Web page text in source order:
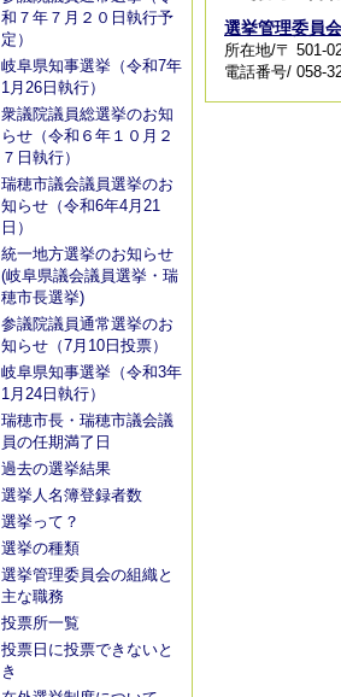
和７年７月２０日執行予
定）
岐阜県知事選挙（令和7年
1月26日執行）
衆議院議員総選挙のお知
らせ（令和６年１０月２
７日執行）
瑞穂市議会議員選挙のお
知らせ（令和6年4月21
日）
統一地方選挙のお知らせ
(岐阜県議会議員選挙・瑞
穂市長選挙)
参議院議員通常選挙のお
知らせ（7月10日投票）
岐阜県知事選挙（令和3年
1月24日執行）
瑞穂市長・瑞穂市議会議
員の任期満了日
過去の選挙結果
選挙人名簿登録者数
選挙って？
選挙の種類
選挙管理委員会の組織と
主な職務
投票所一覧
投票日に投票できないと
き
選挙管理委員会
所在地/〒 501-
電話番号/ 058-